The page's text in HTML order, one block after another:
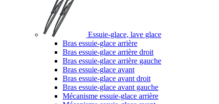
Essuie-glace, lave glace
Bras essuie-glace arrière
Bras essuie-glace arrière droit
Bras essuie-glace arrière gauche
Bras essuie-glace avant
Bras essuie-glace avant droit
Bras essuie-glace avant gauche
Mécanisme essuie-glace arrière